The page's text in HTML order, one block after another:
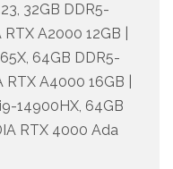
32GB DDR5-
A2000 12GB |
64GB DDR5-
A4000 16GB |
14900HX, 64GB
RTX 4000 Ada